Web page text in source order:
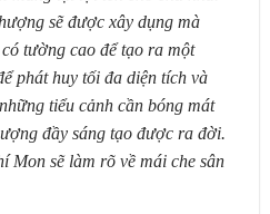
sẽ được xây dụng mà
tường cao để tạo ra một
phát huy tối đa diện tích và
tiểu cảnh cần bóng mát
đầy sáng tạo được ra đời.
Mon sẽ làm rõ về mái che sân